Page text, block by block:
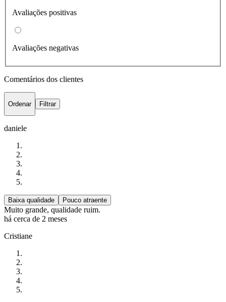
Avaliações positivas
Avaliações negativas
Comentários dos clientes
Ordenar Filtrar
daniele
Baixa qualidade Pouco atraente
Muito grande, qualidade ruim.
há cerca de 2 meses
Cristiane